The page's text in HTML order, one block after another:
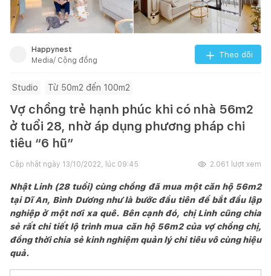
Happynest
Media/ Cộng đồng
Theo dõi
Studio Từ 50m2 đến 100m2
Vợ chồng trẻ hạnh phúc khi có nhà 56m2
ở tuổi 28, nhờ áp dụng phương pháp chi
tiêu “6 hũ”
Cập nhật ngày 13/10/2022, lúc 09:45 2.061 lượt xem
Nhật Linh (28 tuổi) cùng chồng đã mua một căn hộ 56m2
tại Dĩ An, Bình Dương như là bước đầu tiên để bắt đầu lập
nghiệp ở một nơi xa quê. Bên cạnh đó, chị Linh cũng chia
sẻ rất chi tiết lộ trình mua căn hộ 56m2 của vợ chồng chị,
đồng thời chia sẻ kinh nghiệm quản lý chi tiêu vô cùng hiệu
quả.